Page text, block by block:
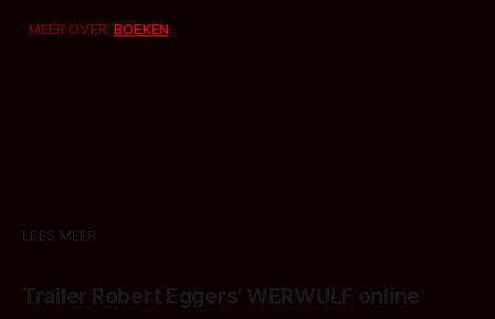
MEER OVER:BOEKEN
LEES MEER
Trailer Robert Eggers' WERWULF online